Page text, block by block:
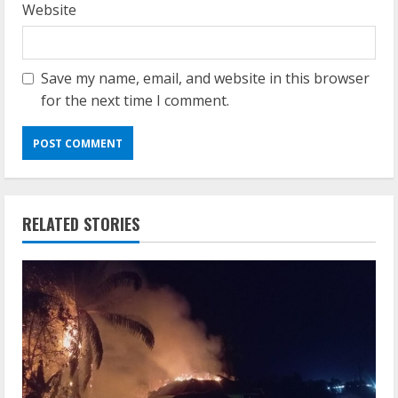
Website
Save my name, email, and website in this browser
for the next time I comment.
RELATED STORIES